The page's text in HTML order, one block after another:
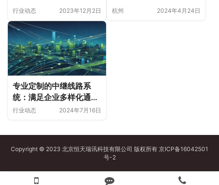
行业动态 2023年12月2日 杭州 2024年4月24日
专业定制的中继线路系
统：满足企业多样化通信
需求
行业动态 2024年7月16日
Copyright © 2023 北京恒天瑞讯科技有限公司 版权所有 京ICP备16042501
号-2